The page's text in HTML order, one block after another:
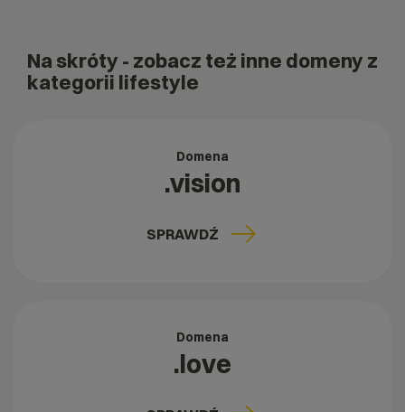
Na skróty - zobacz też inne domeny z
kategorii lifestyle
Domena
.vision
SPRAWDŹ
Domena
.love